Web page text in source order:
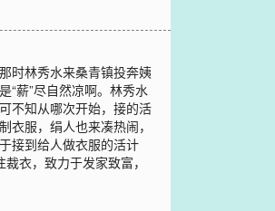
时林秀水来桑青镇投奔姨
“薪”尽自然凉啊。林秀水
不知从哪次开始，接的活
服，绢人也来凑热闹，
接到给人做衣服的活计
衣，致力于发家致富，